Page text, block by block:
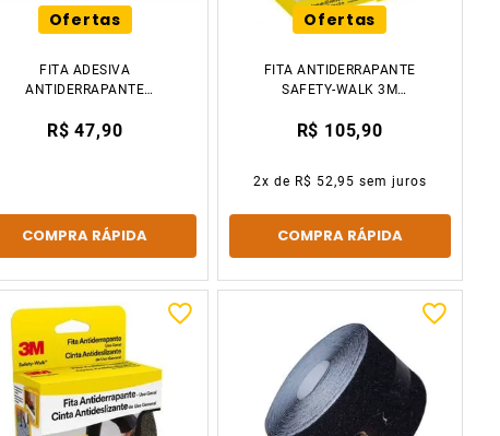
Ofertas
FITA ADESIVA
ANTIDERRAPANTE
TACT
R$ 47,90
COMPRA RÁPIDA
Ofertas
FITA ANTIDERRAPANTE
SAFETY-WALK 3M
R$ 105,90
2x de R$ 52,95 sem juros
COMPRA RÁPIDA